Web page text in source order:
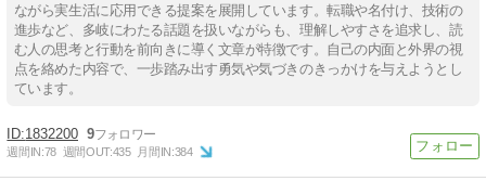
ながら実生活に応用できる提案を展開しています。転職や名付け、技術の
進歩など、多岐にわたる話題を扱いながらも、理解しやすさを追求し、読
む人の思考と行動を前向きに導く文章が特徴です。自己の内面と外界の視
点を絡めた内容で、一歩踏み出す勇気や気づきのきっかけを与えようとし
ています。
1832200 9
週間IN:78 週間OUT:435 月間IN:384